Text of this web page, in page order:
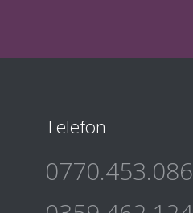
Telefon
0770.453.086